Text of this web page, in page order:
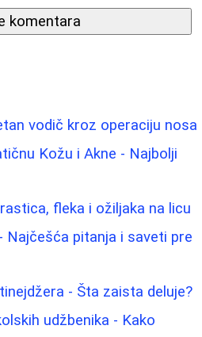
komentara
vodič kroz operaciju nosa
Kožu i Akne - Najbolji
fleka i ožiljaka na licu
Najčešća pitanja i saveti pre
- Šta zaista deluje?
udžbenika - Kako